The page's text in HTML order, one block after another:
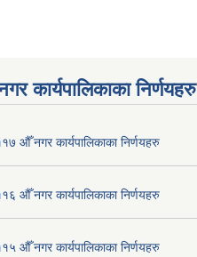
कार्यपालिकाका निर्णयहरु
औँ नगर कार्यपालिकाका निर्णयहरु
औँ नगर कार्यपालिकाका निर्णयहरु
औँ नगर कार्यपालिकाका निर्णयहरु